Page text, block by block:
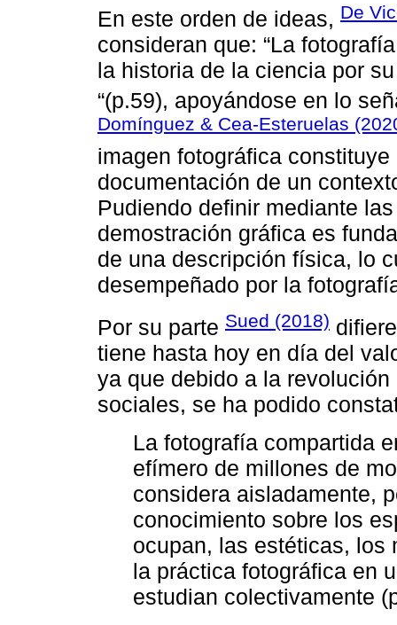
En este orden de ideas, De
consideran que: “La
la historia de la ciencia por
“(p.59), apoyándose en lo
Domínguez & Cea-Esteruelas
imagen fotográfica
documentación de un
Pudiendo definir mediante
demostración gráfica es
de una descripción física, lo
desempeñado por la
Por su parte Sued (2018)
tiene hasta hoy en día del
ya que debido a la
sociales, se ha podido
La fotografía compartida
efímero de millones de
considera aisladamente,
conocimiento sobre los
ocupan, las estéticas, los
la práctica fotográfica en
estudian colectivamente